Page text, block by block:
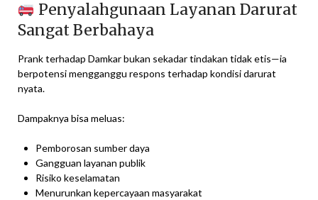
Penyalahgunaan Layanan Darurat
Sangat Berbahaya
Prank terhadap Damkar bukan sekadar tindakan tidak etis—ia
berpotensi mengganggu respons terhadap kondisi darurat
nyata.
Dampaknya bisa meluas:
Pemborosan sumber daya
Gangguan layanan publik
Risiko keselamatan
Menurunkan kepercayaan masyarakat